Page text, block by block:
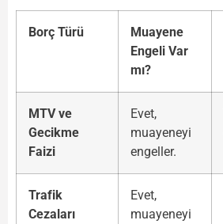
Borç Türü
Muayene
Engeli Var
mı?
MTV ve
Gecikme
Faizi
Evet,
muayeneyi
engeller.
Trafik
Cezaları
Evet,
muayeneyi